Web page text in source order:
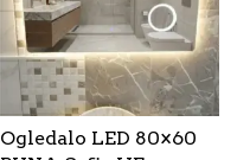
Ogledalo LED 80×60